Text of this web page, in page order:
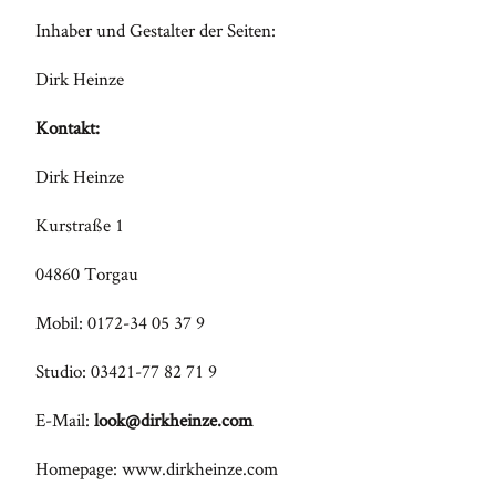
Inhaber und Gestalter der Seiten:
Dirk Heinze
Kontakt:
Dirk Heinze
Kurstraße 1
04860 Torgau
Mobil: 0172-34 05 37 9
Studio: 03421-77 82 71 9
E-Mail: look@dirkheinze.com
Homepage: www.dirkheinze.com
Dirk!
Abenteurer,
Ich liebe
Experimente
Projekte. Es
inspiriert und
FAQ